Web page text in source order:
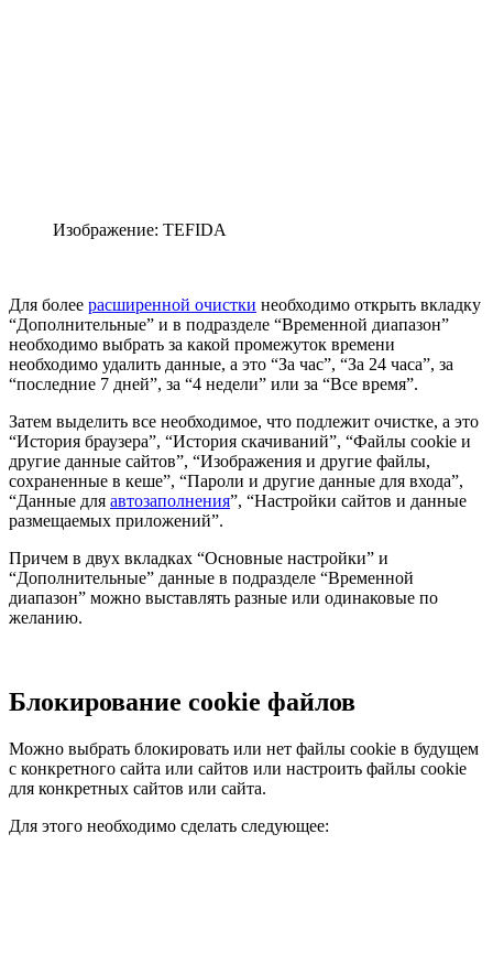
Изображение: TEFIDA
Для более расширенной очистки необходимо открыть вкладку
“Дополнительные” и в подразделе “Временной диапазон”
необходимо выбрать за какой промежуток времени
необходимо удалить данные, а это “За час”, “За 24 часа”, за
“последние 7 дней”, за “4 недели” или за “Все время”.
Затем выделить все необходимое, что подлежит очистке, а это
“История браузера”, “История скачиваний”, “Файлы cookie и
другие данные сайтов”, “Изображения и другие файлы,
сохраненные в кеше”, “Пароли и другие данные для входа”,
“Данные для автозаполнения”, “Настройки сайтов и данные
размещаемых приложений”.
Причем в двух вкладках “Основные настройки” и
“Дополнительные” данные в подразделе “Временной
диапазон” можно выставлять разные или одинаковые по
желанию.
Блокирование cookie файлов
Можно выбрать блокировать или нет файлы cookie в будущем
с конкретного сайта или сайтов или настроить файлы cookie
для конкретных сайтов или сайта.
Для этого необходимо сделать следующее: